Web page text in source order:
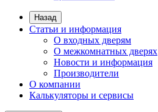
Назад
Статьи и информация
О входных дверям
О межкомнатных дверях
Новости и информация
Производители
О компании
Калькуляторы и сервисы